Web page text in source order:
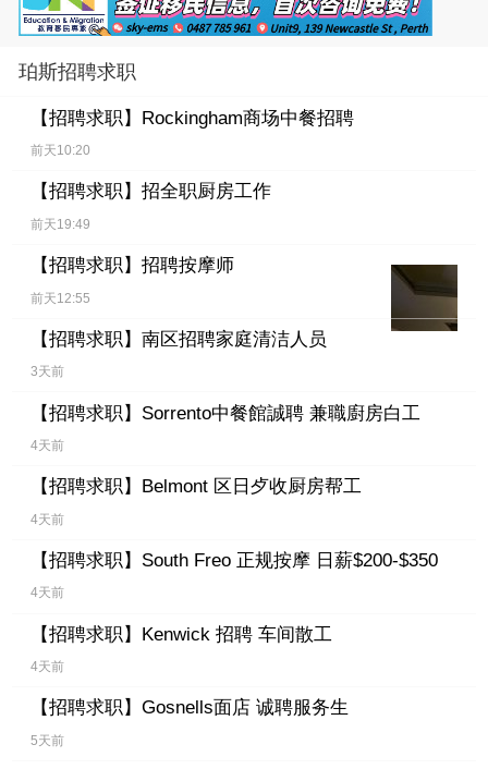
珀斯招聘求职
【招聘求职】 Rockingham商场中餐招聘
前天10:20
【招聘求职】 招全职厨房工作
前天19:49
【招聘求职】 招聘按摩师
前天12:55
【招聘求职】 南区招聘家庭清洁人员
3天前
【招聘求职】 Sorrento中餐館誠聘 兼職廚房白工
4天前
【招聘求职】 Belmont 区日歺收厨房帮工
4天前
【招聘求职】 South Freo 正规按摩 日薪$200-$350
4天前
【招聘求职】 Kenwick 招聘 车间散工
4天前
【招聘求职】 Gosnells面店 诚聘服务生
5天前